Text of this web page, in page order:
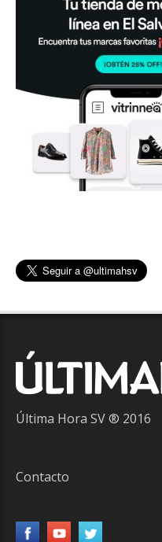
Última Hora SV ® 2016
Contacto